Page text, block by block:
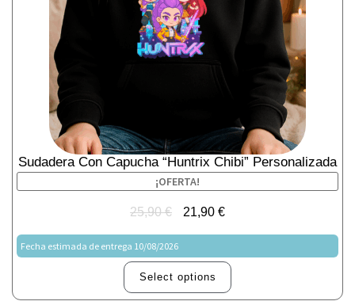
Sudadera Con Capucha “Huntrix Chibi” Personalizada
¡OFERTA!
25,90€ 21,90 €
Fecha estimada de entrega 10/08/2026
Select options